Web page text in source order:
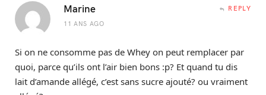
Marine
11 ANS AGO
REPLY
Si on ne consomme pas de Whey on peut remplacer par
quoi, parce qu’ils ont l’air bien bons :p? Et quand tu dis
lait d’amande allégé, c’est sans sucre ajouté? ou vraiment